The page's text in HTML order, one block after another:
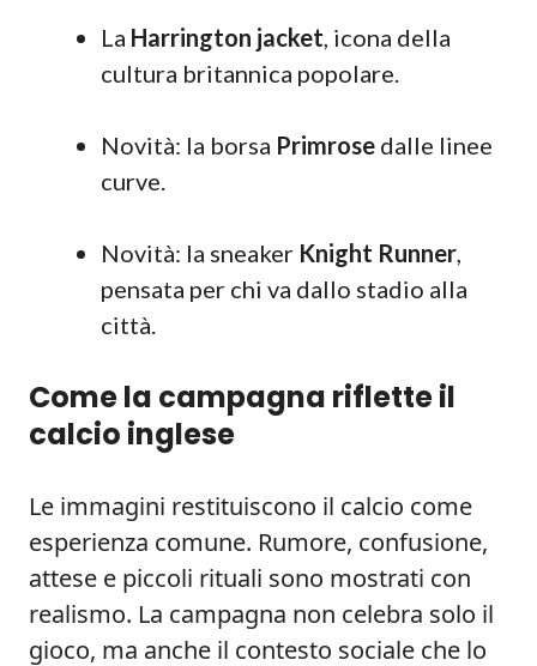
La Harrington jacket, icona della
cultura britannica popolare.
Novità: la borsa Primrose dalle linee
curve.
Novità: la sneaker Knight Runner,
pensata per chi va dallo stadio alla
città.
Come la campagna riflette il
calcio inglese
Le immagini restituiscono il calcio come
esperienza comune. Rumore, confusione,
attese e piccoli rituali sono mostrati con
realismo. La campagna non celebra solo il
gioco, ma anche il contesto sociale che lo